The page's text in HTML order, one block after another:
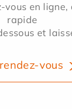
vous en
rapide
et
vous